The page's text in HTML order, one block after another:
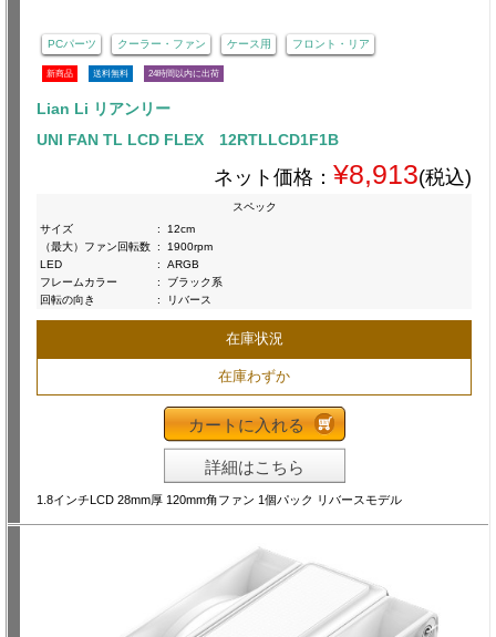
PCパーツ クーラー・ファン ケース用 フロント・リア
新商品 送料無料 24時間以内に出荷
Lian Li リアンリー
UNI FAN TL LCD FLEX 12RTLLCD1F1B
ネット価格： ¥8,913(税込)
スペック
サイズ
:
12cm
（最大）ファン回転数 :
1900rpm
LED
:
ARGB
フレームカラー
:
ブラック系
回転の向き
: リバース
在庫状況
在庫わずか
カートに入れる
詳細はこちら
1.8インチLCD 28mm厚 120mm角ファン 1個パック リバースモデル